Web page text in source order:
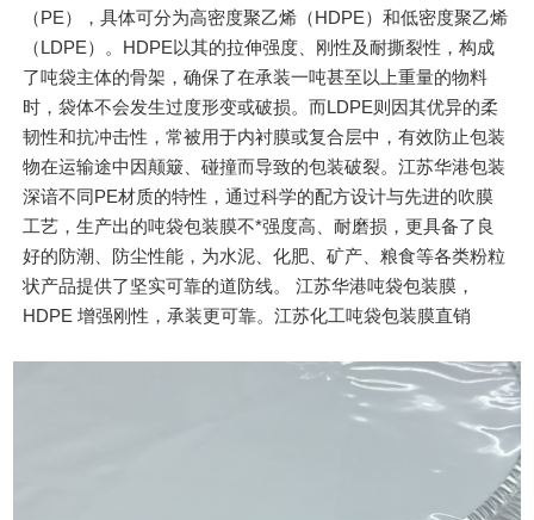
（PE），具体可分为高密度聚乙烯（HDPE）和低密度聚乙烯
（LDPE）。HDPE以其的拉伸强度、刚性及耐撕裂性，构成
了吨袋主体的骨架，确保了在承装一吨甚至以上重量的物料
时，袋体不会发生过度形变或破损。而LDPE则因其优异的柔
韧性和抗冲击性，常被用于内衬膜或复合层中，有效防止包装
物在运输途中因颠簸、碰撞而导致的包装破裂。江苏华港包装
深谙不同PE材质的特性，通过科学的配方设计与先进的吹膜
工艺，生产出的吨袋包装膜不*强度高、耐磨损，更具备了良
好的防潮、防尘性能，为水泥、化肥、矿产、粮食等各类粉粒
状产品提供了坚实可靠的道防线。 江苏华港吨袋包装膜，
HDPE 增强刚性，承装更可靠。江苏化工吨袋包装膜直销